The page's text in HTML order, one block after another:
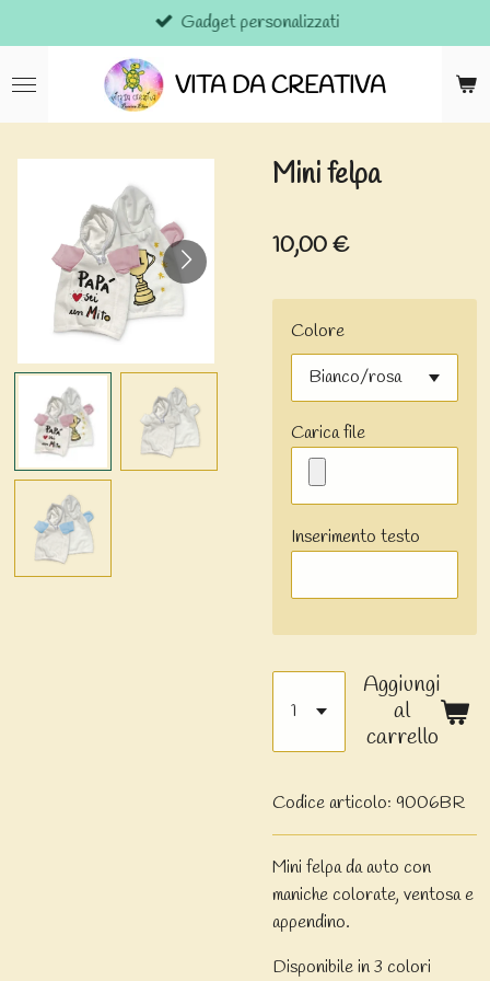
al
contenuto
VITA DA CREATIVA
Gadget personalizzati
Mini felpa
10,00 €
Colore
Carica file
Inserimento testo
Aggiungi
al
carrello
Codice articolo: 9006BR
Mini felpa da auto con
maniche colorate, ventosa e
appendino.
Disponibile in 3 colori